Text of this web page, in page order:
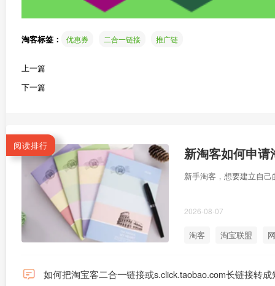
淘客标签： 优惠券 二合一链接 推广链
上一篇
下一篇
阅读排行 新淘客如何申
新手淘客，想要建立自
2026-08-07
淘客 淘宝联盟
如何把淘宝客二合一链接或s.click.taobao.com长链接转